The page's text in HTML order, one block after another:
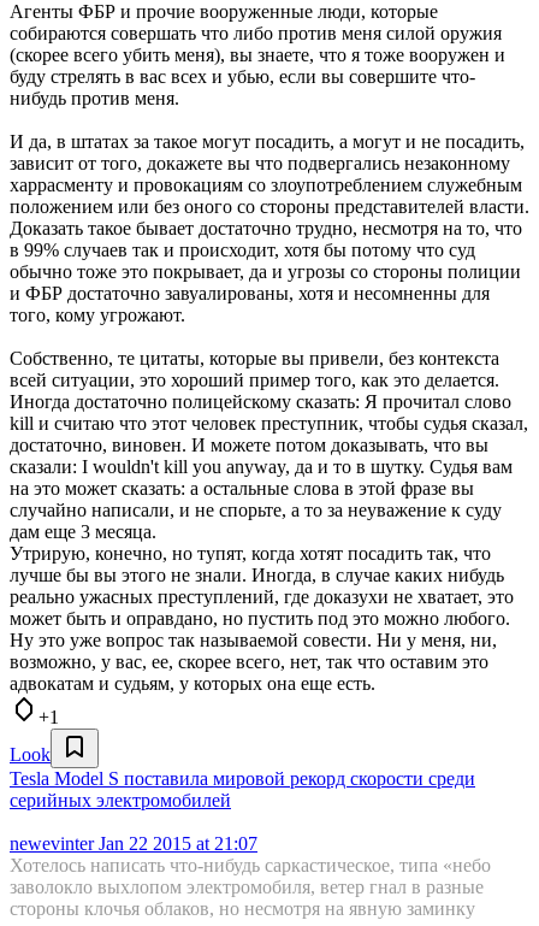
Агенты ФБР и прочие вооруженные люди, которые
собираются совершать что либо против меня силой оружия
(скорее всего убить меня), вы знаете, что я тоже вооружен и
буду стрелять в вас всех и убью, если вы совершите что-
нибудь против меня.
И да, в штатах за такое могут посадить, а могут и не посадить,
зависит от того, докажете вы что подвергались незаконному
харрасменту и провокациям со злоупотреблением служебным
положением или без оного со стороны представителей власти.
Доказать такое бывает достаточно трудно, несмотря на то, что
в 99% случаев так и происходит, хотя бы потому что суд
обычно тоже это покрывает, да и угрозы со стороны полиции
и ФБР достаточно завуалированы, хотя и несомненны для
того, кому угрожают.
Собственно, те цитаты, которые вы привели, без контекста
всей ситуации, это хороший пример того, как это делается.
Иногда достаточно полицейскому сказать: Я прочитал слово
kill и считаю что этот человек преступник, чтобы судья сказал,
достаточно, виновен. И можете потом доказывать, что вы
сказали: I wouldn't kill you anyway, да и то в шутку. Судья вам
на это может сказать: а остальные слова в этой фразе вы
случайно написали, и не спорьте, а то за неуважение к суду
дам еще 3 месяца.
Утрирую, конечно, но тупят, когда хотят посадить так, что
лучше бы вы этого не знали. Иногда, в случае каких нибудь
реально ужасных преступлений, где доказухи не хватает, это
может быть и оправдано, но пустить под это можно любого.
Ну это уже вопрос так называемой совести. Ни у меня, ни,
возможно, у вас, ее, скорее всего, нет, так что оставим это
адвокатам и судьям, у которых она еще есть.
+1
Look
Tesla Model S поставила мировой рекорд скорости среди
серийных электромобилей
newevinterJan 22 2015 at 21:07
Хотелось написать что-нибудь саркастическое, типа «небо
заволокло выхлопом электромобиля, ветер гнал в разные
стороны клочья облаков, но несмотря на явную заминку